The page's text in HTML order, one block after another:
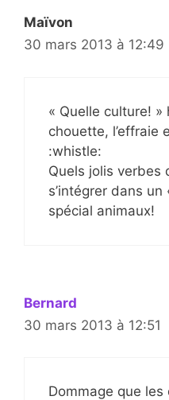
Maïvon
30 mars 2013 à 12:49
« Quelle culture!
chouette, l’effraie
:whistle:
Quels jolis verbes
s’intégrer dans un
spécial animaux!
Bernard
30 mars 2013 à 12:51
Dommage que